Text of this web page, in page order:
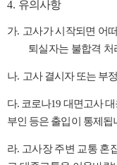
4. 유의사항
가. 고사가 시작되면 어
퇴실자는 불합격 처
나. 고사 결시자 또는 부
다. 코로나19 대면고사
부인 등은 출입이 통제됩
라. 고사장 주변 교통 혼